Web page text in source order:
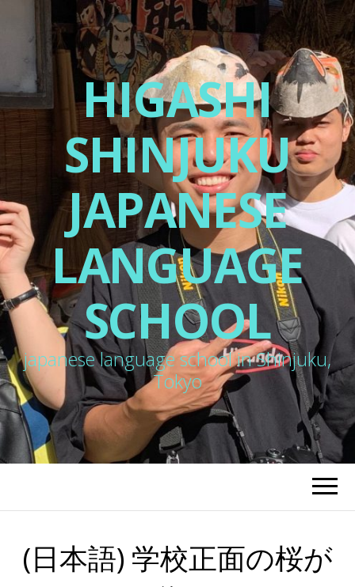
HIGASHI
SHINJUKU
JAPANESE
LANGUAGE
SCHOOL
japanese language school in Shinjuku,
Tokyo
(日本語) 学校正面の桜が